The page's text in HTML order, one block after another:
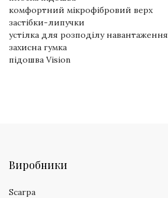
комфортний мікрофібровий верх
застібки-липучки
устілка для розподілу навантаження
захисна гумка
підошва Vision
Виробники
Scarpa